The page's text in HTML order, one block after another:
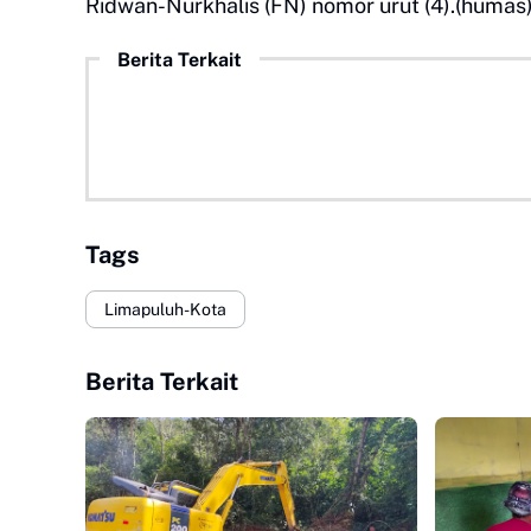
Ridwan-Nurkhalis (FN) nomor urut
Berita Terkait
Tags
Limapuluh-Kota
Berita Terkait